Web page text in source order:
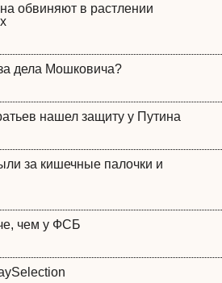
обвиняют в растлении
дела Мошковича?
нашел защиту у Путина
за кишечные палочки и
чем у ФСБ